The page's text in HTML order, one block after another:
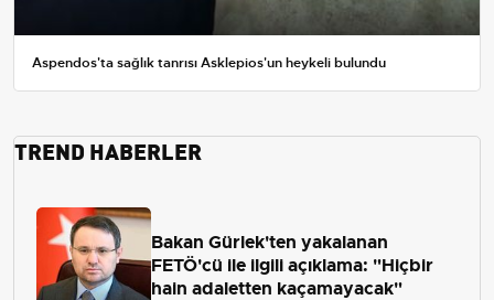
Aspendos'ta sağlık tanrısı Asklepios'un heykeli bulundu
TREND HABERLER
Bakan Gürlek'ten yakalanan
FETÖ'cü ile ilgili açıklama: "Hiçbir
hain adaletten kaçamayacak"